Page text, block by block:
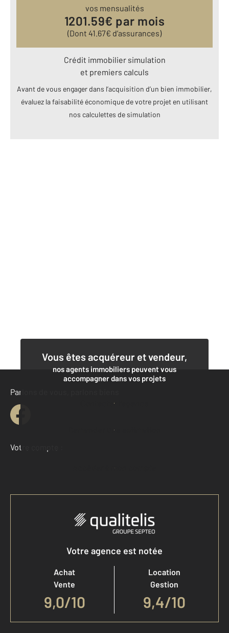
vos mensualités
1201.59€ par mois
(Dont 41.67€ d’assurances)
Crédit immobilier simulation
et premiers calculs
Avant de vous engager dans l’acquisition d’un bien immobilier,
évaluez la faisabilité économique de votre projet en utilisant
nos calculettes de simulation
Vous êtes acquéreur et vendeur,
nos agents immobiliers peuvent vous
accompagner dans vos projets
Contacter l'agence
Demander une estimation
Parlons de vous, parlons biens
Votre compte :
Accéder à mon compte
Votre agence est notée
Achat
Vente
9,0/10
Location
Gestion
9,4/10